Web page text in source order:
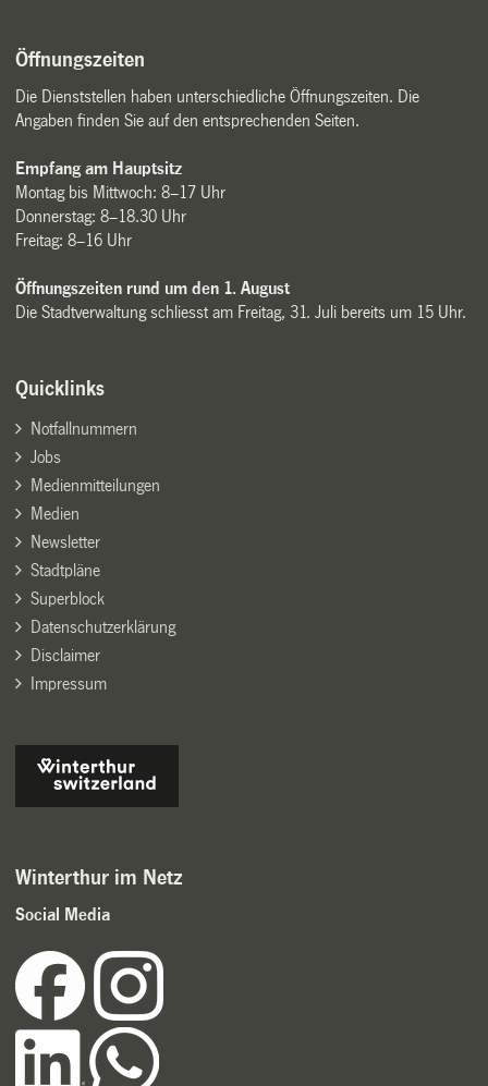
Öffnungszeiten
Die Dienststellen haben unterschiedliche Öffnungszeiten. Die
Angaben finden Sie auf den entsprechenden Seiten.
Empfang am Hauptsitz
Montag bis Mittwoch: 8–17 Uhr
Donnerstag: 8–18.30 Uhr
Freitag: 8–16 Uhr
Öffnungszeiten rund um den 1. August
Die Stadtverwaltung schliesst am Freitag, 31. Juli bereits um 15 Uhr.
Quicklinks
Notfallnummern
Jobs
Medienmitteilungen
Medien
Newsletter
Stadtpläne
Superblock
Datenschutzerklärung
Disclaimer
Impressum
Winterthur im Netz
Social Media